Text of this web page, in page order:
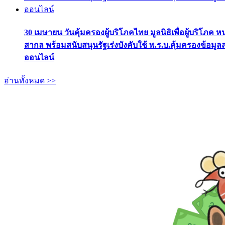
30 เมษายน วันคุ้มครองผู้บริโภคไทย มูลนิธิเพื่อผู้บริโภค
สากล พร้อมสนับสนุนรัฐเร่งบังคับใช้ พ.ร.บ.คุ้มครองข้อมู
ออนไลน์
อ่านทั้งหมด >>